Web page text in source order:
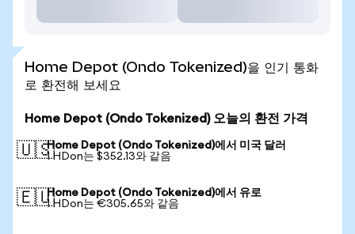
Home Depot (Ondo Tokenized)을 인기 통화
로 환전해 보세요
Home Depot (Ondo Tokenized) 오늘의 환전 가격
🇺🇸Home Depot (Ondo Tokenized)에서 미국 달러
1 HDon는 $352.13와 같음
🇪🇺Home Depot (Ondo Tokenized)에서 유로
1 HDon는 €305.65와 같음